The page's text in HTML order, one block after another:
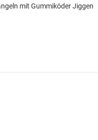
mit Gummiköder Jiggen